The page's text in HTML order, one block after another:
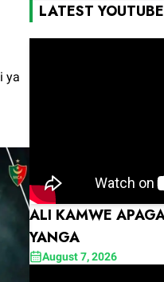
ya
LATEST
ALI KAMWE
YANGA
August 7, 2026